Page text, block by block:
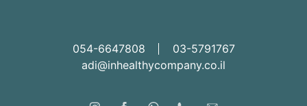
03-5791767
054-6647808
adi@inhealthycompany.co.il